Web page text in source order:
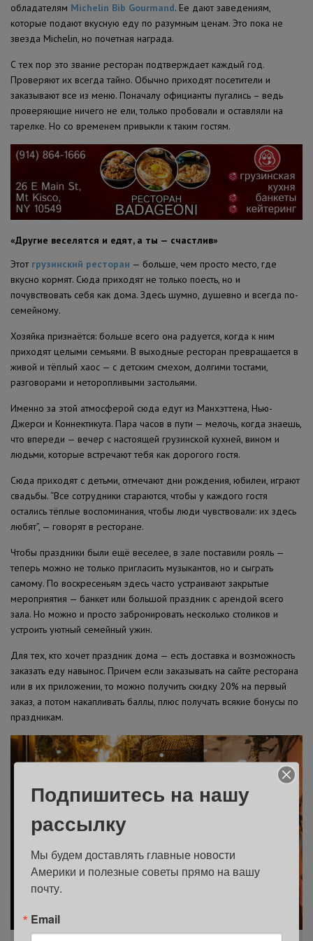
обладателям Michelin Bib Gourmand. Ее дают заведениям,
которые подают вкусную еду по разумным ценам. Это пока не
звезда Michelin, но почетная награда.
С тех пор это звание ресторан подтверждает каждый год.
Проверяют их всегда тайно. Обычно приходят посетители и
заказывают все из меню. Поначалу официанты пугались – ведь
проверяющие ничего не ели, только пробовали и оставляли на
тарелке. Но со временем привыкли к таким гостям.
«Другие веселятся и едят, а ты — счастлив»
Этот грузинский ресторан — больше, чем просто место, где
вкусно кормят. Сюда приходят не только поесть, но и
почувствовать себя как дома. Здесь шумно, душевно и всегда по-
семейному.
Хозяйка признаётся: больше всего она радуется, когда к ним
приходят целыми семьями. В выходные ресторан превращается в
живой и тёплый хаос — с детским смехом, долгими тостами,
разговорами и неторопливыми застольями.
Именно за этой атмосферой сюда едут из Манхэттена, Нью-
Джерси и Коннектикута. Пара часов в пути — мелочь, когда знаешь,
что впереди — вечер с настоящей грузинской кухней, вином и
людьми, которые встречают тебя как дорогого гостя.
Сюда приходят с детьми, отмечают дни рождения, юбилеи, играют
свадьбы. “Все сотрудники стараются, чтобы у каждого гостя
остались тёплые воспоминания, чтобы люди чувствовали: их здесь
любят”, — говорят в ресторане.
Чтобы праздники были ещё веселее, в зале поставили рояль —
теперь можно не только пригласить музыкантов, но и сыграть
самому. По воскресеньям здесь часто устраивают закрытые
мероприятия — банкет или большой праздник с арендой всего
зала. Но можно и просто забронировать несколько столиков и
устроить уютный семейный ужин.
Для тех, кто хочет праздник дома — есть доставка и возможность
заказать еду навынос. Причем если заказывать на сайте ресторана
или в их приложении, то можно получить скидку 20% на первый
заказ, а потом накапливать баллы, плюс получать всякие бонусы по
праздникам.
Подпишитесь на нашу
рассылку
Мы будем доставлять главные новости
Америки и полезные советы прямо на вашу
почту.
Email